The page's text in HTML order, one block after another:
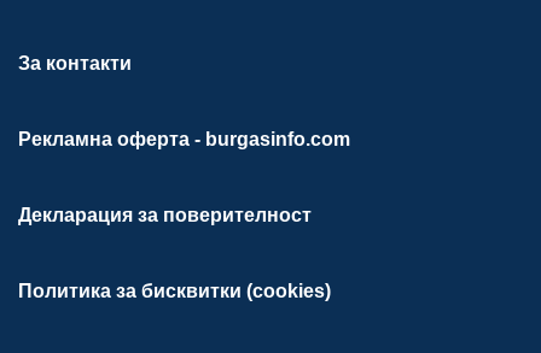
За контакти
Рекламна оферта - burgasinfo.com
Декларация за поверителност
Политика за бисквитки (cookies)